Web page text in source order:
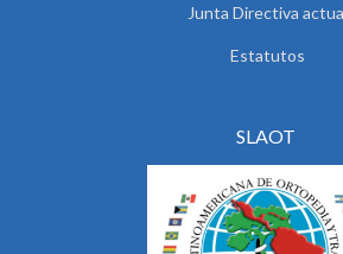
Junta Directiva
Estatutos
SLAOT